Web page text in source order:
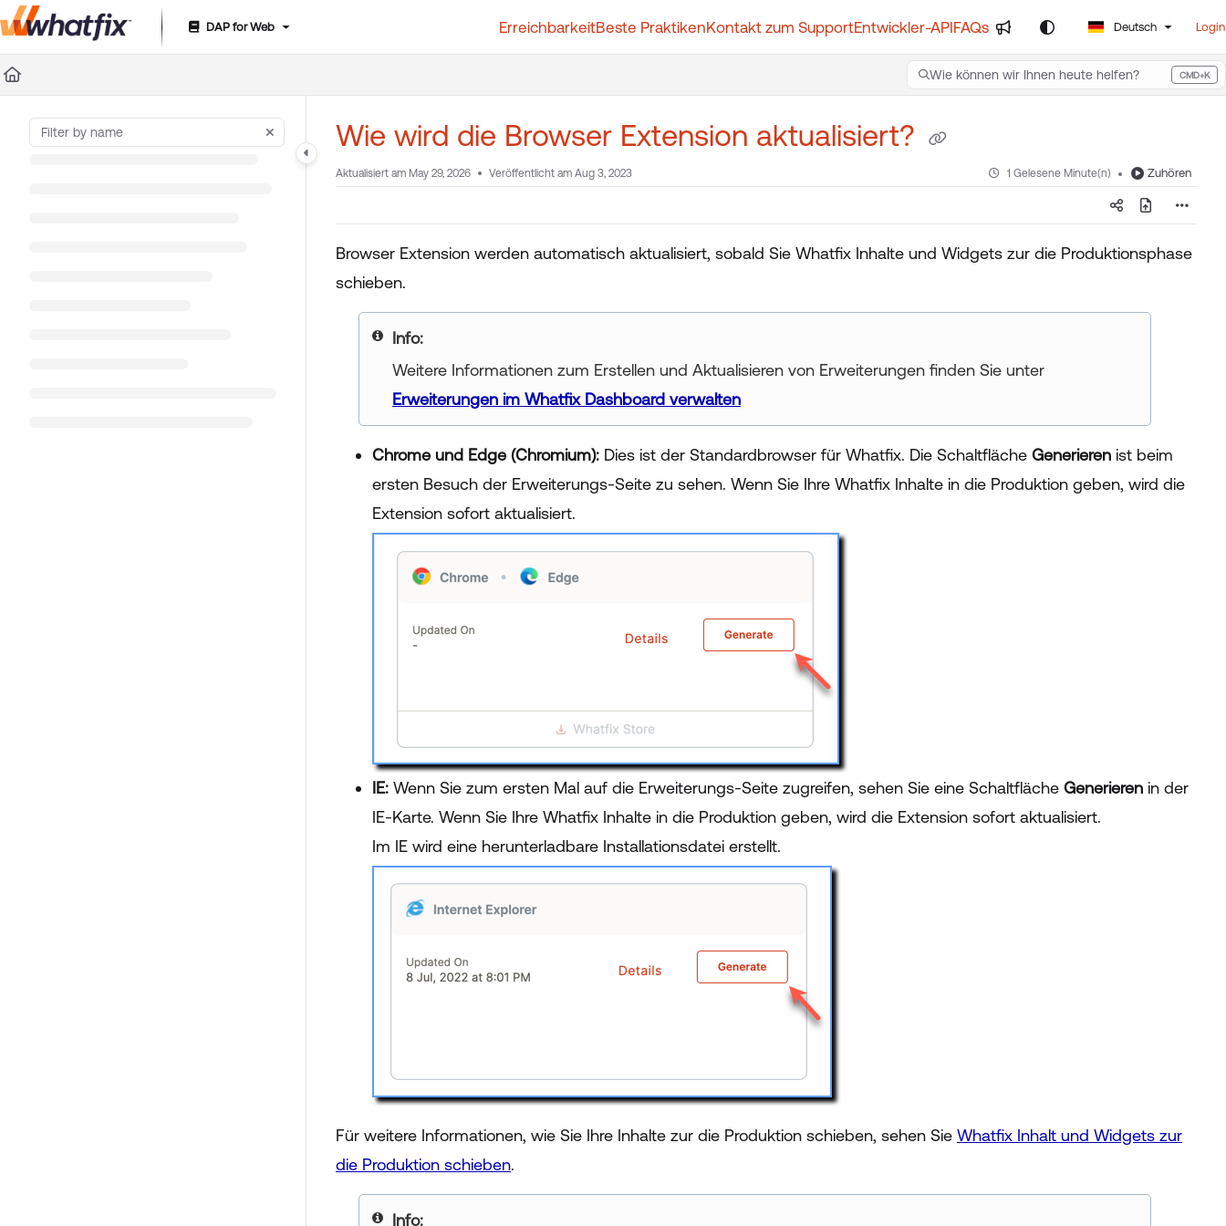
Documentation Index
Fetch the complete documentation index at:
DAP for Web ErreichbarkeitBeste PraktikenKontakt zum SupportEntwickler-APIFAQs Deutsch Login
Wie können wir Ihnen heute helfen? CMD+K
Press CMD+K to open search
Wie wird die Browser Extension aktualisiert?
Aktualisiert am May 29, 2026 Veröffentlicht am Aug 3, 2023 1 Gelesene Minute(n) Zuhören
Browser Extension werden automatisch aktualisiert, sobald Sie Whatfix Inhalte und Widgets zur die Produktionsphase
schieben.
Info
Weitere Informationen zum Erstellen und Aktualisieren von Erweiterungen finden Sie unter
Erweiterungen im Whatfix Dashboard verwalten
Chrome und Edge (Chromium): Dies ist der Standardbrowser für Whatfix. Die Schaltfläche Generieren ist beim
ersten Besuch der Erweiterungs-Seite zu sehen. Wenn Sie Ihre Whatfix Inhalte in die Produktion geben, wird die
Extension sofort aktualisiert.
IE: Wenn Sie zum ersten Mal auf die Erweiterungs-Seite zugreifen, sehen Sie eine Schaltfläche Generieren in der
IE-Karte. Wenn Sie Ihre Whatfix Inhalte in die Produktion geben, wird die Extension sofort aktualisiert.
Im IE wird eine herunterladbare Installationsdatei erstellt.
Für weitere Informationen, wie Sie Ihre Inhalte zur die Produktion schieben, sehen Sie Whatfix Inhalt und Widgets zur
die Produktion schieben.
Info